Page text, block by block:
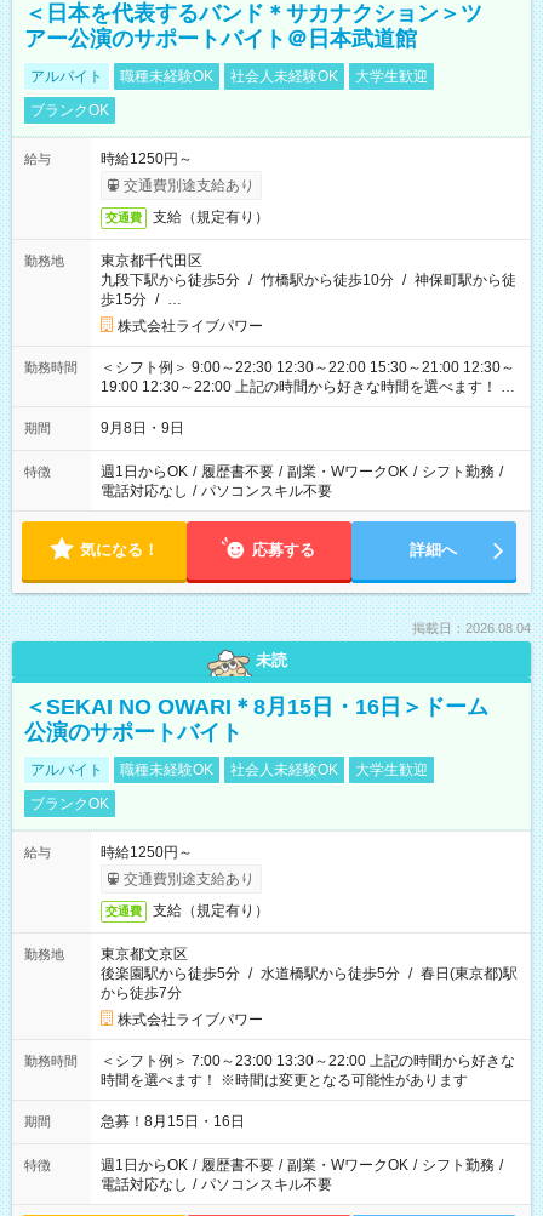
＜日本を代表するバンド＊サカナクション＞ツ
アー公演のサポートバイト＠日本武道館
アルバイト 職種未経験OK 社会人未経験OK
大学生歓迎
ブランクOK
給与
時給1250円～
交通費別途支給あり
交通費 支給（規定有り）
勤務地
東京都千代田区
九段下駅から徒歩5分 / 竹橋駅から徒歩10分 / 神保町駅から徒
歩15分 / …
株式会社ライブパワー
勤務時間
＜シフト例＞ 9:00～22:30 12:30～22:00 15:30～21:00 12:30～
19:00 12:30～22:00 上記の時間から好きな時間を選べます！ ※
時間は変更となる可能性があります
期間 9月8日・9日
特徴 週1日からOK / 履歴書不要 / 副業・WワークOK / シフト勤務 /
電話対応なし / パソコンスキル不要
気になる！ 応募する 詳細へ
掲載日：2026.08.04
未読
＜SEKAI NO OWARI＊8月15日・16日＞ドーム
公演のサポートバイト
アルバイト 職種未経験OK 社会人未経験OK
大学生歓迎
ブランクOK
給与
時給1250円～
交通費別途支給あり
交通費 支給（規定有り）
勤務地
東京都文京区
後楽園駅から徒歩5分 / 水道橋駅から徒歩5分 / 春日(東京都)駅
から徒歩7分
株式会社ライブパワー
勤務時間
＜シフト例＞ 7:00～23:00 13:30～22:00 上記の時間から好きな
時間を選べます！ ※時間は変更となる可能性があります
期間 急募！8月15日・16日
特徴 週1日からOK / 履歴書不要 / 副業・WワークOK / シフト勤務 /
電話対応なし / パソコンスキル不要